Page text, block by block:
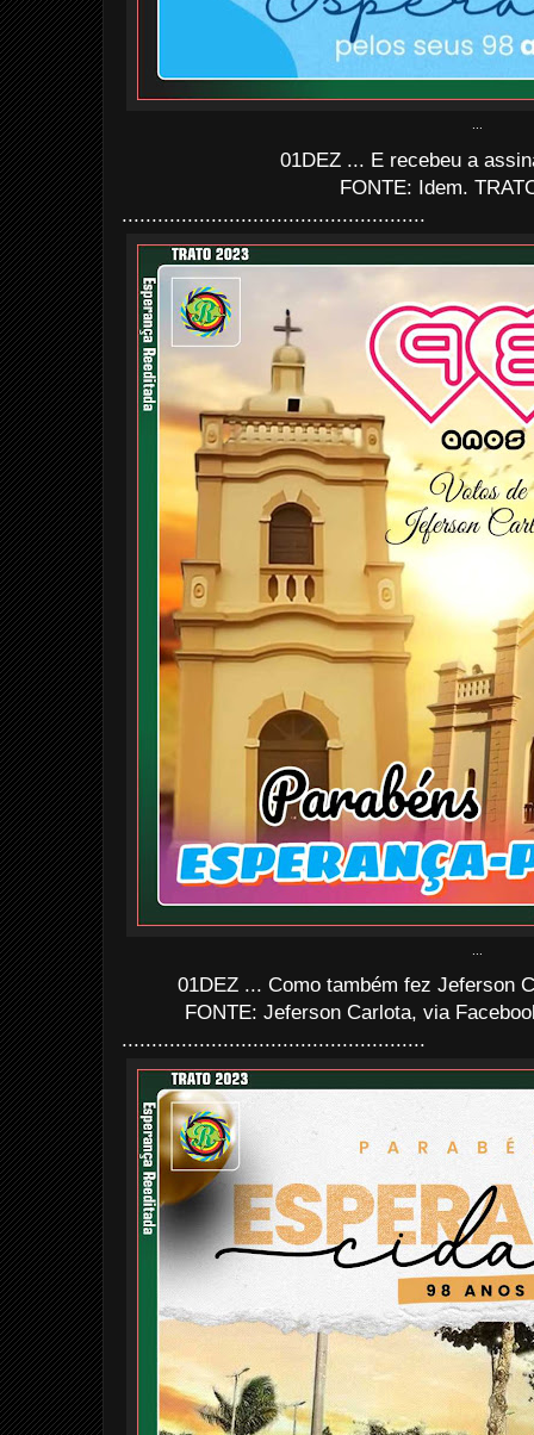
01DEZ ... E recebeu a
FONTE: Idem.
...................................................
01DEZ ... Como também fez Jeferson
FONTE: Jeferson Carlota, via
...................................................